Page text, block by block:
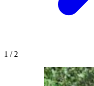
1 / 2